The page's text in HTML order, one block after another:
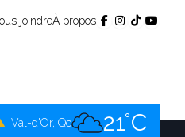
joindreÀ propos
Val-d'Or, Qc 21°C